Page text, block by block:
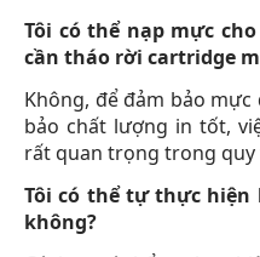
Tôi có thể nạp mực
cần tháo rời cartridge
Không, để đảm bảo
bảo chất lượng in tốt,
rất quan trọng trong
Tôi có thể tự thực
không?